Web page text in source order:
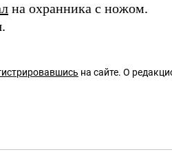
на охранника с ножом.
на сайте. О